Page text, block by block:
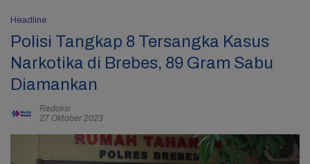
Headline
Polisi Tangkap 8 Tersangka Kasus
Narkotika di Brebes, 89 Gram Sabu
Diamankan
Redaksi
27 Oktober 2023